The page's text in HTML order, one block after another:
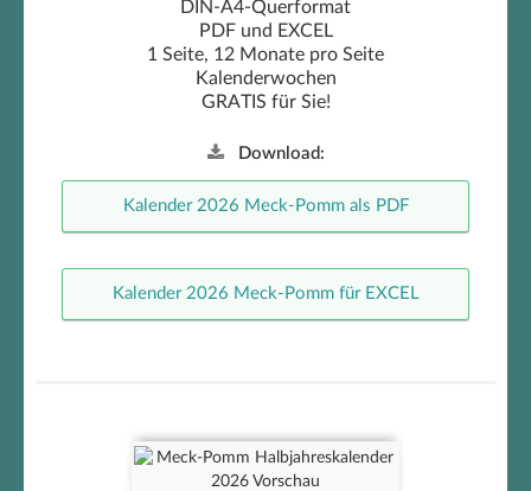
DIN-A4-Querformat
PDF und EXCEL
1 Seite, 12 Monate pro Seite
Kalenderwochen
GRATIS für Sie!
Download:
Kalender 2026 Meck-Pomm als PDF
Kalender 2026 Meck-Pomm für EXCEL